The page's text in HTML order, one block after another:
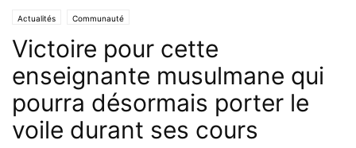
Actualités Communauté
Victoire pour cette
enseignante musulmane qui
pourra désormais porter le
voile durant ses cours